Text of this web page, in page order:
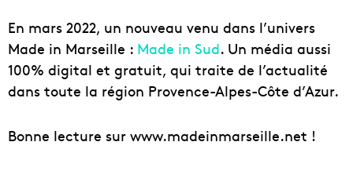
En mars 2022, un nouveau venu dans l’univers
Made in Marseille : Made in Sud. Un média aussi
100% digital et gratuit, qui traite de l’actualité
dans toute la région Provence-Alpes-Côte d’Azur.
Bonne lecture sur www.madeinmarseille.net !